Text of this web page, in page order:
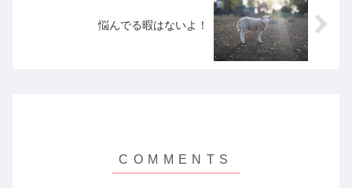
悩んでる暇はないよ！